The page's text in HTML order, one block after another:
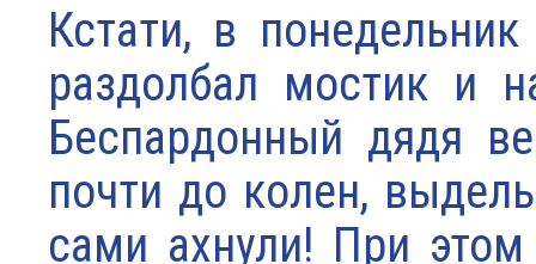
Кстати, в
раздолбал мостик и
Беспардонный дядя
почти до колен,
сами ахнули! При